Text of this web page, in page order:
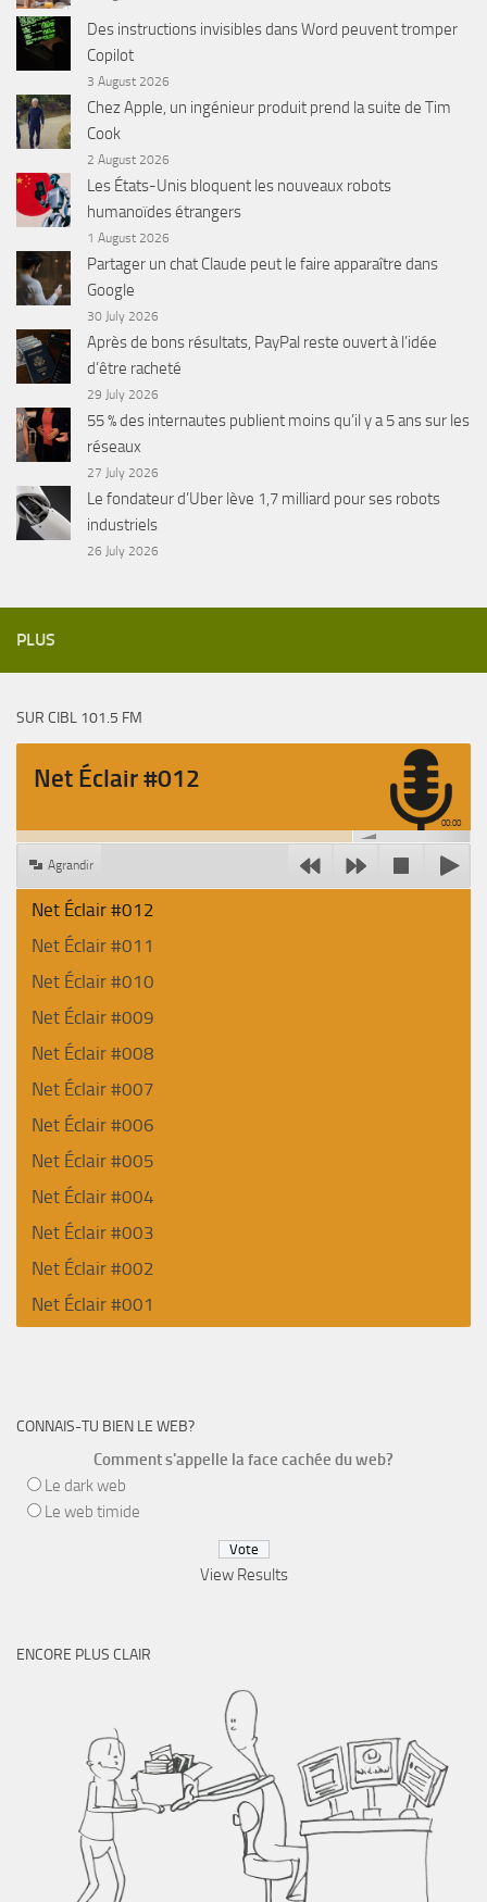
Des instructions invisibles dans Word peuvent tromper
Copilot
3 August 2026
Chez Apple, un ingénieur produit prend la suite de Tim
Cook
2 August 2026
Les États-Unis bloquent les nouveaux robots
humanoïdes étrangers
1 August 2026
Partager un chat Claude peut le faire apparaître dans
Google
30 July 2026
Après de bons résultats, PayPal reste ouvert à l’idée
d’être racheté
29 July 2026
55 % des internautes publient moins qu’il y a 5 ans sur les
réseaux
27 July 2026
Le fondateur d’Uber lève 1,7 milliard pour ses robots
industriels
26 July 2026
PLUS
SUR CIBL 101.5 FM
Net Éclair #012
00:00
Agrandir
Net Éclair #012
Net Éclair #011
Net Éclair #010
Net Éclair #009
Net Éclair #008
Net Éclair #007
Net Éclair #006
Net Éclair #005
Net Éclair #004
Net Éclair #003
Net Éclair #002
Net Éclair #001
CONNAIS-TU BIEN LE WEB?
Comment s'appelle la face cachée du web?
Le dark web
Le web timide
View Results
ENCORE PLUS CLAIR